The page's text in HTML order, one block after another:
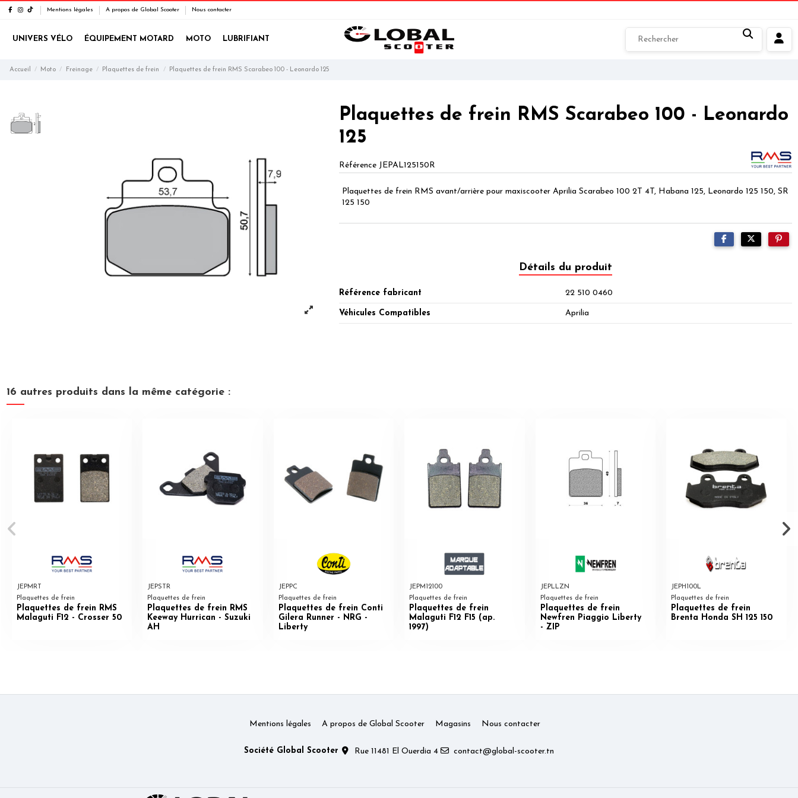
Mentions légales A propos de Global Scooter Nous contacter
UNIVERS VÉLO ÉQUIPEMENT MOTARD MOTO LUBRIFIANT
Accueil Moto Freinage Plaquettes de frein Plaquettes de frein RMS Scarabeo 100 - Leonardo 125
Plaquettes de frein RMS Scarabeo 100 - Leonardo
125
Référence JEPAL125150R
Plaquettes de frein RMS avant/arrière pour maxiscooter Aprilia Scarabeo 100 2T 4T, Habana 125, Leonardo 125 150, SR
125 150
Détails du produit
Référence fabricant 22 510 0460
Véhicules Compatibles Aprilia
16 autres produits dans la même catégorie :
JEPMRT
Plaquettes de frein
Plaquettes de frein RMS
Malaguti F12 - Crosser 50
JEPSTR
Plaquettes de frein
Plaquettes de frein RMS
Keeway Hurrican - Suzuki
AH
JEPPC
Plaquettes de frein
Plaquettes de frein Conti
Gilera Runner - NRG -
Liberty
JEPM12100
Plaquettes de frein
Plaquettes de frein
Malaguti F12 F15 (ap.
1997)
JEPLLZN
Plaquettes de frein
Plaquettes de frein
Newfren Piaggio Liberty
- ZIP
JEPH100L
Plaquettes de frein
Plaquettes de frein
Brenta Honda SH 125 150
Mentions légales A propos de Global Scooter Magasins Nous contacter
Société Global Scooter Rue 11481 El Ouerdia 4 contact@global-scooter.tn